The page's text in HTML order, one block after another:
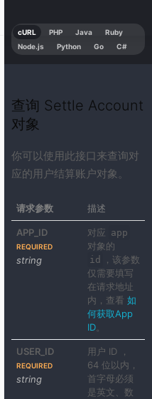
查询 Settle Account
对象
你可以使用此接口来查询对
应的用户结算账户对象。
请求参数 描述
APP_ID
REQUIRED
string
对应 app
对象的
id
，该参数
仅需要填写
在请求地址
内，查看 如
何获取App
ID
USER_ID
REQUIRED
string
用户 ID ，
64 位以内，
首字母必须
是英文、数
cURL PHP Java
Ruby
Node.js
Python Go C#